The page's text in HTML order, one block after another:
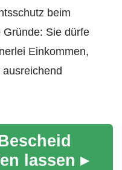
beim
Sie dürfe
Einkommen,
lassen ▸